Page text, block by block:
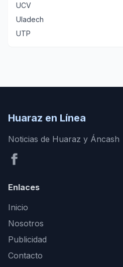
UCV
Uladech
UTP
Huaraz en Línea
Noticias de Huaraz y Áncash
Enlaces
Inicio
Nosotros
Publicidad
Contacto